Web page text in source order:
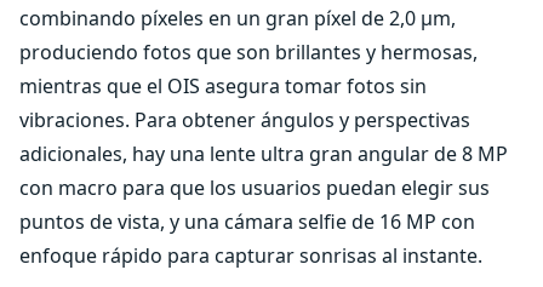
combinando píxeles en un gran píxel de 2,0 µm,
produciendo fotos que son brillantes y hermosas,
mientras que el OIS asegura tomar fotos sin
vibraciones. Para obtener ángulos y perspectivas
adicionales, hay una lente ultra gran angular de 8 MP
con macro para que los usuarios puedan elegir sus
puntos de vista, y una cámara selfie de 16 MP con
enfoque rápido para capturar sonrisas al instante.